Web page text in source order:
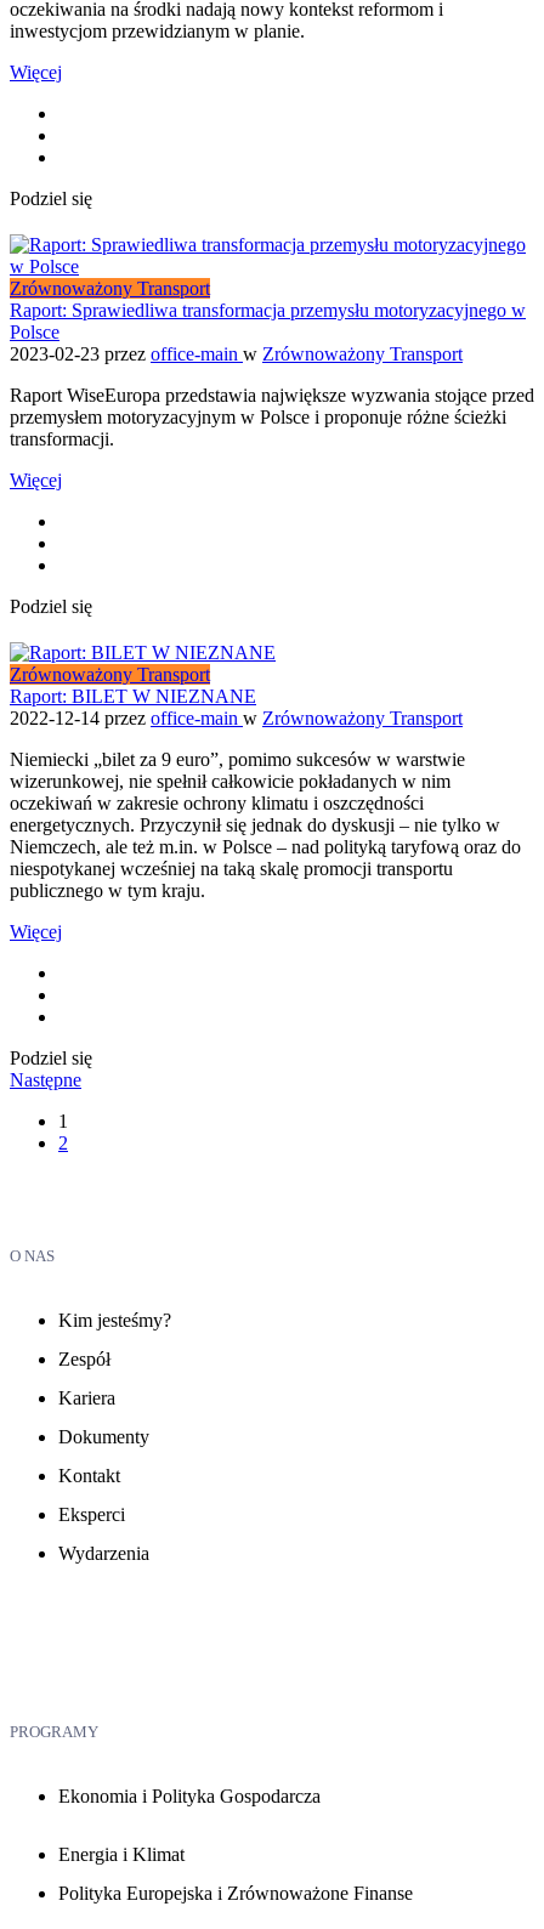
oczekiwania na środki nadają nowy kontekst reformom i
inwestycjom przewidzianym w planie.
Więcej
Podziel się
Zrównoważony Transport
Raport: Sprawiedliwa transformacja przemysłu motoryzacyjnego w
Polsce
2023-02-23 przez office-main w Zrównoważony Transport
Raport WiseEuropa przedstawia największe wyzwania stojące przed
przemysłem motoryzacyjnym w Polsce i proponuje różne ścieżki
transformacji.
Więcej
Podziel się
Zrównoważony Transport
Raport: BILET W NIEZNANE
2022-12-14 przez office-main w Zrównoważony Transport
Niemiecki „bilet za 9 euro”, pomimo sukcesów w warstwie
wizerunkowej, nie spełnił całkowicie pokładanych w nim
oczekiwań w zakresie ochrony klimatu i oszczędności
energetycznych. Przyczynił się jednak do dyskusji – nie tylko w
Niemczech, ale też m.in. w Polsce – nad polityką taryfową oraz do
niespotykanej wcześniej na taką skalę promocji transportu
publicznego w tym kraju.
Więcej
Podziel się
Następne
1
2
O NAS
Kim jesteśmy?
Zespół
Kariera
Dokumenty
Kontakt
Eksperci
Wydarzenia
PROGRAMY
Ekonomia i Polityka Gospodarcza
Energia i Klimat
Polityka Europejska i Zrównoważone Finanse